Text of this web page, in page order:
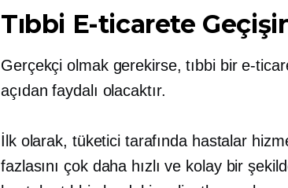
Tıbbi E-ticarete
Gerçekçi olmak gerekirse, tıbbi bir e-
açıdan faydalı olacaktır.
İlk olarak, tüketici tarafında hastalar
fazlasını çok daha hızlı ve kolay bir